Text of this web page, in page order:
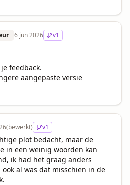
6 jun 2026 v1
feedback.
aangepaste versie
(bewerkt) v1
plot bedacht, maar de
in een weinig woorden kan
ik had het graag anders
al was dat misschien in de